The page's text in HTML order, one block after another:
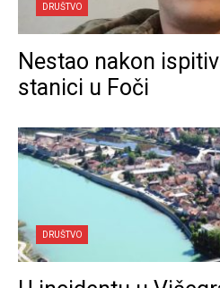
DRUŠTVO
Nestao nakon
stanici u Foči
DRUŠTVO